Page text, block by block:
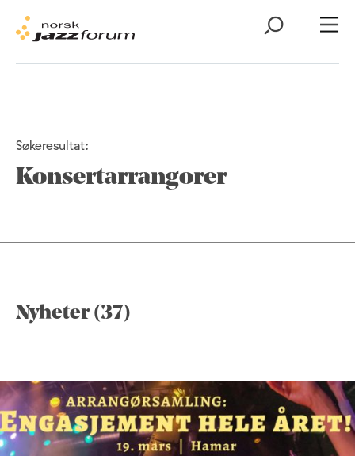
Søkeresultat:
Konsertarrangorer
Nyheter (37)